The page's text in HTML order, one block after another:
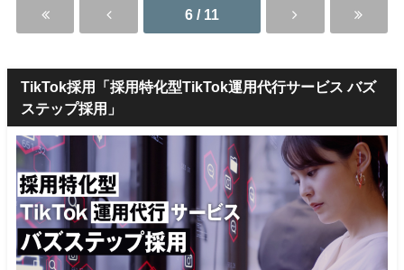
6 / 11
TikTok採用「採用特化型TikTok運用代行サービス バズ
ステップ採用」